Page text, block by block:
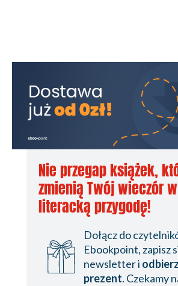
Nie przegap książek,
zmienią Twój wieczór w
literacką przygodę!
Dołącz do
Ebookpoint, zapisz
newsletter i
prezent. Czekamy